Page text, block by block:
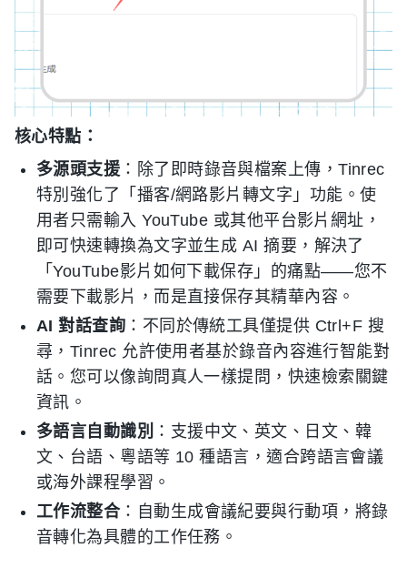
核心特點：
多源頭支援 ：除了即時錄音與檔案上傳，Tinrec
特別強化了「播客/網路影片轉文字」功能。使
用者只需輸入 YouTube 或其他平台影片網址，
即可快速轉換為文字並生成 AI 摘要，解決了
「YouTube影片如何下載保存」的痛點——您不
需要下載影片，而是直接保存其精華內容。
AI 對話查詢 ：不同於傳統工具僅提供 Ctrl+F 搜
尋，Tinrec 允許使用者基於錄音內容進行智能對
話。您可以像詢問真人一樣提問，快速檢索關鍵
資訊。
多語言自動識別 ：支援中文、英文、日文、韓
文、台語、粵語等 10 種語言，適合跨語言會議
或海外課程學習。
工作流整合：自動生成會議紀要與行動項，將錄
音轉化為具體的工作任務。